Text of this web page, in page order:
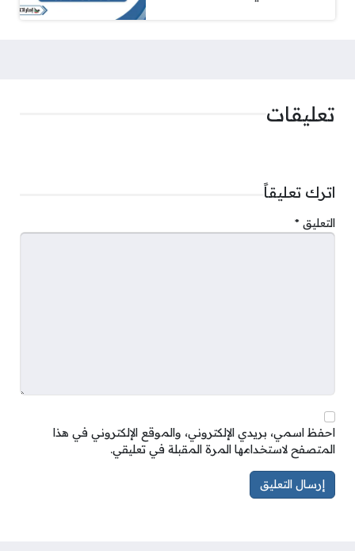
تعليقات
اترك تعليقاً
التعليق *
احفظ اسمي، بريدي الإلكتروني، والموقع الإلكتروني في هذا
المتصفح لاستخدامها المرة المقبلة في تعليقي.